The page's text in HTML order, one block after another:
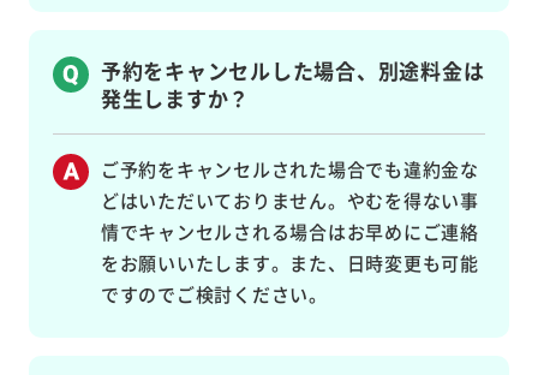
予約をキャンセルした場合、別途料金は
発生しますか？
ご予約をキャンセルされた場合でも違約金な
どはいただいておりません。やむを得ない事
情でキャンセルされる場合はお早めにご連絡
をお願いいたします。また、日時変更も可能
ですのでご検討ください。